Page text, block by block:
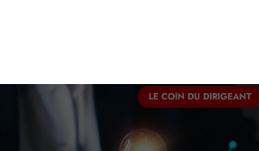
LE COIN DU DIRIGEANT